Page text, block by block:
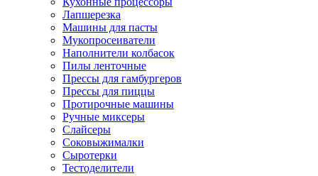
Лапшерезка
Машины для пасты
Мукопросеиватели
Наполнители колбасок
Пилы ленточные
Прессы для гамбургеров
Прессы для пиццы
Протирочные машины
Ручные миксеры
Слайсеры
Соковыжималки
Сыротерки
Тестоделители